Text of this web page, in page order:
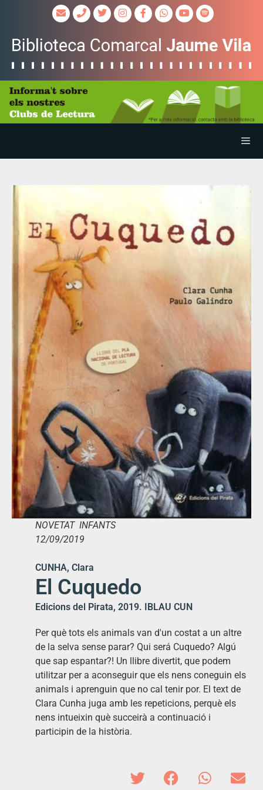
NOVETAT INFANTS
12/09/2019
CUNHA, Clara
El Cuquedo
Edicions del Pirata, 2019. IBLAU CUN
Per què tots els animals van d'un costat a un altre
de la selva sense parar? Qui será Cuquedo? Algú
que sap espantar?! Un llibre divertit, que podem
utilitzar per a aconseguir que els nens coneguin els
animals i aprenguin que no cal tenir por. El text de
Clara Cunha juga amb les repeticions, perquè els
nens intueixin què succeirà a continuació i
participin de la història.